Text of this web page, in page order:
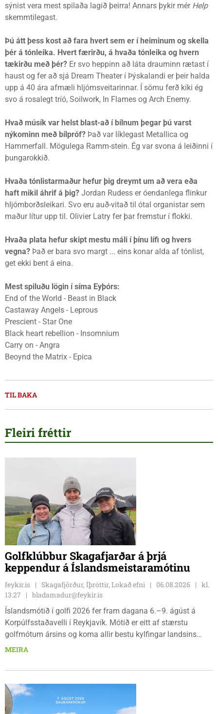
sýnist vera mest spilaða lagið þeirra! Annars þykir mér Help
skemmtilegast.
Þú átt þess kost að fara hvert sem er í heiminum og skella
þér á tónleika. Hvert færirðu, á hvaða tónleika og hvern
tækirðu með þér? Er svo heppinn að láta drauminn rætast í
haust og fer að sjá Dream Theater í Þýskalandi er þeir halda
upp á 40 ára afmæli hljómsveitarinnar. Í sömu ferð kíki ég
svo á rosalegt tríó, Soilwork, In Flames og Arch Enemy.
Hvað músík var helst blast-að í bílnum þegar þú varst
nýkominn með bílpróf? Það var líklegast Metallica og
Hammerfall. Mögulega Ramm-stein. Ég var svona á leiðinni í
þungarokkið.
Hvaða tónlistarmaður hefur þig dreymt um að vera eða
haft mikil áhrif á þig? Jordan Rudess er óendanlega flinkur
hljómborðsleikari. Svo eru auð-vitað til ótal organistar sem
maður lítur upp til. Olivier Latry fer þar fremstur í flokki.
Hvaða plata hefur skipt mestu máli í þínu lífi og hvers
vegna? Það er bara svo margt ... eins konar alda af tónlist,
get ekki bent á eina.
Mest spiluðu lögin í síma Eyþórs:
End of the World - Beast in Black
Castaway Angels - Leprous
Prescient - Star One
Black heart rebellion - Insomnium
Carry on - Angra
Beoynd the Matrix - Epica
TIL BAKA
Fleiri fréttir
Golfklúbbur Skagafjarðar á þrjá
keppendur á Íslandsmeistaramótinu
feykir.is Skagafjörður, Íþróttir, Lokað efni 06.08.2026
kl.
13.27
bladamadur@feykir.is
Íslandsmótið í golfi 2026 fer fram dagana 6.–9. ágúst á
Korpúlfsstaðavelli í Reykjavík. Mótið er eitt af stærstu
golfmótum ársins og koma allir bestu kylfingar landsins
saman til að sýna hæfileika sína. Golfklúbbur Skagafjarðar
Dagbjörtu Sísí Einarsdóttur, sem er nýkrýndur klúbbmeistari
MEIRA